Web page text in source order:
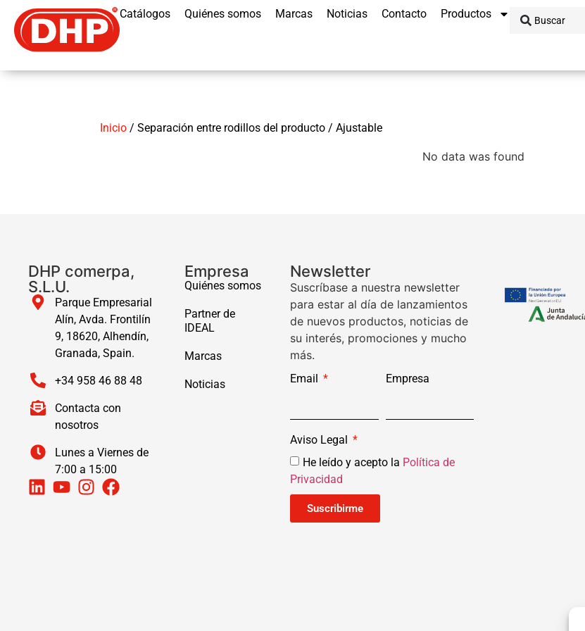
Catálogos Quiénes somos Marcas Noticias Contacto Productos
Inicio / Separación entre rodillos del producto / Ajustable
No data was found
DHP comerpa,
S.L.U.
Parque Empresarial
Alín, Avda. Frontilín
9, 18620, Alhendín,
Granada, Spain.
+34 958 46 88 48
Contacta con
nosotros
Lunes a Viernes de
7:00 a 15:00
Empresa
Quiénes somos
Partner de
IDEAL
Marcas
Noticias
Newsletter
Suscríbase a nuestra newsletter
para estar al día de lanzamientos
de nuevos productos, noticias de
su interés, promociones y mucho
más.
Email Empresa
Aviso Legal
He leído y acepto la Política de
Privacidad
Suscribirme